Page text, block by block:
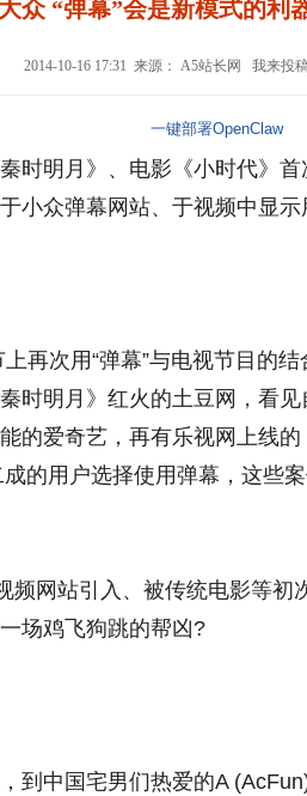
众 “弹幕”会是新模式的利
2014-10-16 17:31 来源： A5站长网 我来投稿
一键部署OpenClaw
时明月》、电影《小时代》首
小众弹幕网站、于视频中显示
再次用“弹幕”与电视节目的
时明月》红火的土豆网，看见
的爱奇艺，再有乐视网上线
的用户选择使用弹幕，这些
频网站引入、被传统电影等
场鸡飞狗跳的帮凶?
到中国宅男们热爱的A